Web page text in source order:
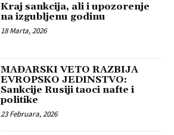
Kraj sankcija, ali i upozorenje
na izgubljenu godinu
18 Marta, 2026
MAĐARSKI VETO RAZBIJA
EVROPSKO JEDINSTVO:
Sankcije Rusiji taoci nafte i
politike
23 Februara, 2026